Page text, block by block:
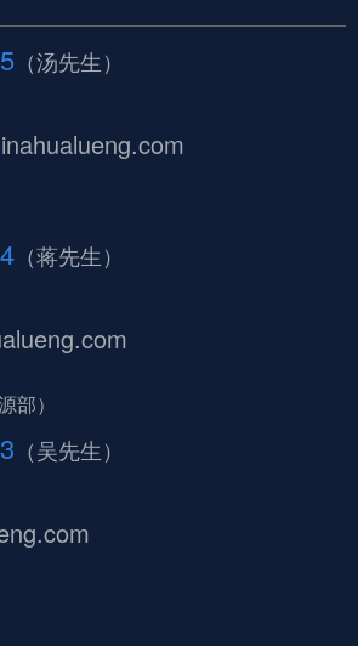
（汤先生）
部）
（吴先生）
（蒋先生）